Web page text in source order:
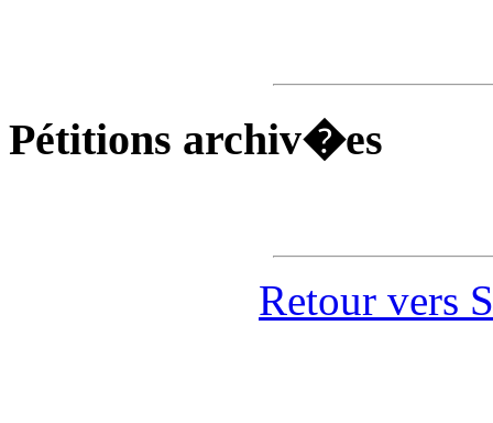
Pétitions archiv�es
Retour vers